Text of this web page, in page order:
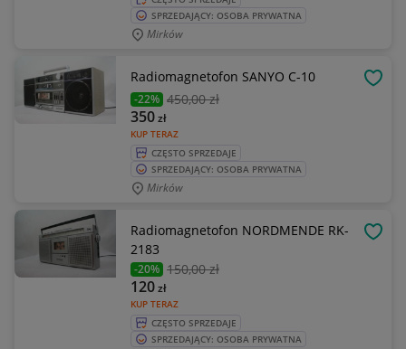
SPRZEDAJĄCY: OSOBA PRYWATNA
Mirków
Radiomagnetofon SANYO C-10
-22% 450,00 zł
KUP TERAZ
350zł
CZĘSTO SPRZEDAJE
SPRZEDAJĄCY: OSOBA PRYWATNA
Mirków
Radiomagnetofon NORDMENDE RK-
2183
-20% 150,00 zł
KUP TERAZ
120zł
CZĘSTO SPRZEDAJE
SPRZEDAJĄCY: OSOBA PRYWATNA